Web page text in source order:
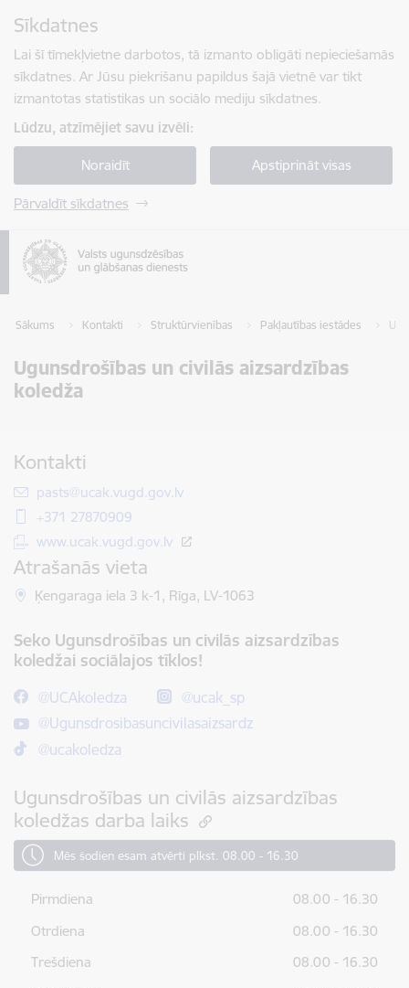
Sīkdatnes
Lai šī tīmekļvietne darbotos, tā izmanto obligāti nepieciešamās
sīkdatnes. Ar Jūsu piekrišanu papildus šajā vietnē var tikt
izmantotas statistikas un sociālo mediju sīkdatnes.
Lūdzu, atzīmējiet savu izvēli:
Noraidīt Apstiprināt visas
Pārvaldīt sīkdatnes
Sākums Kontakti Struktūrvienības Pakļautības iestādes
Ugunsdrošības un civilās aizsardzības
koledža
Kontakti
E-pasts:
pasts@ucak.vugd.gov.lv
+371 27870909
www.ucak.vugd.gov.lv
Atrašanās vieta
Ķengaraga iela 3 k-1, Rīga, LV-1063
Seko Ugunsdrošības un civilās aizsardzības
koledžai sociālajos tīklos!
@UCAkoledza
@ucak_sp
@Ugunsdrosibasuncivilasaizsardz
@ucakoledza
Ugunsdrošības un civilās aizsardzības
koledžas darba laiks
Mēs šodien esam atvērti plkst. 08.00 - 16.30
Pirmdiena
08.00 - 16.30
Otrdiena
08.00 - 16.30
Trešdiena
08.00 - 16.30